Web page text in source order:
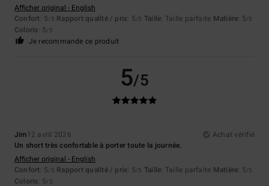
Afficher original - English
Confort: 5/5 Rapport qualité / prix: 5/5 Taille: Taille parfaite Matière: 5/5
Coloris: 5/5
Je recommande ce produit
5/5
Jim12 avril 2026
Achat vérifié
Un short très confortable à porter toute la journée.
Afficher original - English
Confort: 5/5 Rapport qualité / prix: 5/5 Taille: Taille parfaite Matière: 5/5
Coloris: 5/5